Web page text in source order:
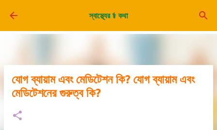
সরাসরি প্রধান সামগ্রীতে চলে যান
স্বাস্থ্যের ⚕️ কথা
যোগ ব্যায়াম এবং মেডিটেশন কি? যোগ ব্যায়াম এবং
মেডিটেশনের গুরুত্ব কি?